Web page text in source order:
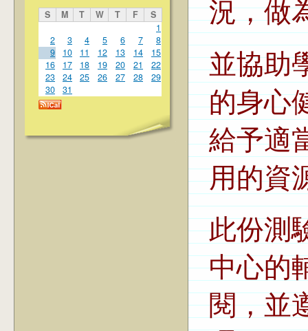
S M T W T F
S
1
2
3 4 5 6 7
8
9
10 11 12 13 14
15
16
17 18 19 20 21
22
23
24 25 26 27 28
29
30
31
況，做
並協助
的身心
給予適
用的資
此份測
中心的
閱，並